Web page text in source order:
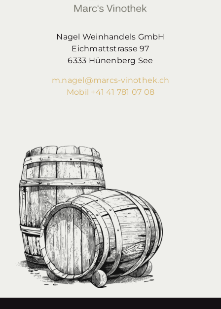
Nagel Weinhandels GmbH
Eichmattstrasse 97
6333 Hünenberg See
m.nagel@marcs-vinothek.ch
Mobil +41 41 781 07 08